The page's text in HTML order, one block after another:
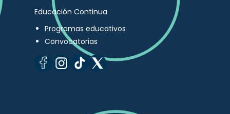
Educación Continua
Programas educativos
Convocatorias